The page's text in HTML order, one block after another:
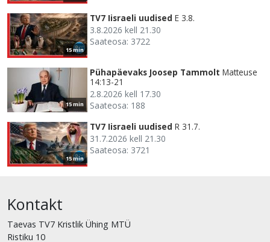
15 min
TV7 Iisraeli uudised E 3.8.
3.8.2026 kell 21.30
Saateosa: 3722
15 min
Pühapäevaks Joosep Tammolt Matteuse
14:13-21
2.8.2026 kell 17.30
Saateosa: 188
15 min
TV7 Iisraeli uudised R 31.7.
31.7.2026 kell 21.30
Saateosa: 3721
Kontakt
Taevas TV7 Kristlik Ühing MTÜ
Ristiku 10